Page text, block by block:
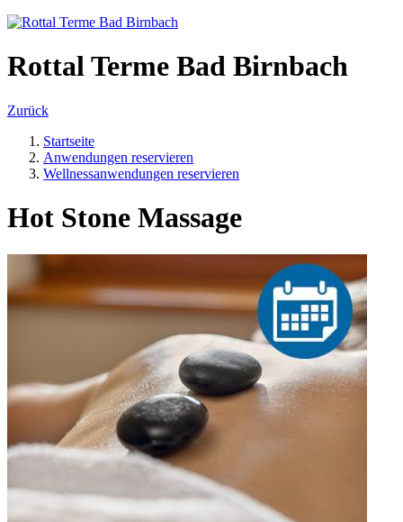
Rottal Terme Bad Birnbach
Zurück
Startseite
Anwendungen reservieren
Wellnessanwendungen reservieren
Hot Stone Massage